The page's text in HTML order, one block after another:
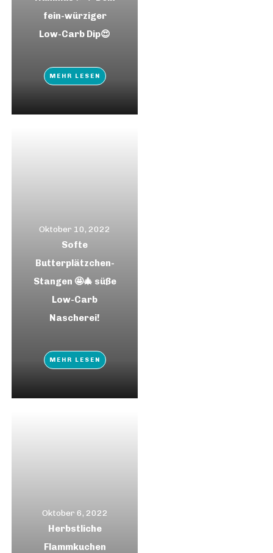
fein-würziger
Low-Carb Dip😍
MEHR LESEN
Oktober 10, 2022
Softe
Butterplätzchen-
Stangen 🤩🎄 süße
Low-Carb
Nascherei!
MEHR LESEN
Oktober 6, 2022
Herbstliche
Flammkuchen